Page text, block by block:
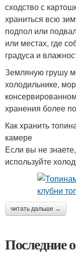
сходство с
храниться всю
подпол или
или местах, где
градуса и
Земляную грушу
холодильнике,
хранения более
Как хранить
камере
Если вы не
используйте
читать дальше →
Последние